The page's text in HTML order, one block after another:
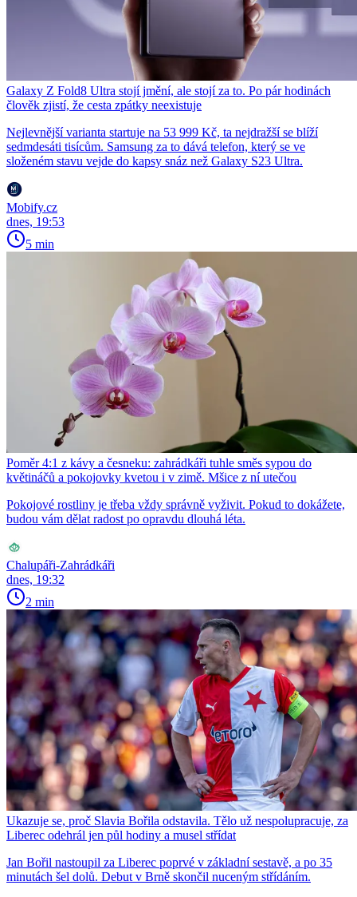
Galaxy Z Fold8 Ultra stojí jmění, ale stojí za to. Po pár hodinách
člověk zjistí, že cesta zpátky neexistuje
Nejlevnější varianta startuje na 53 999 Kč, ta nejdražší se blíží
sedmdesáti tisícům. Samsung za to dává telefon, který se ve
složeném stavu vejde do kapsy snáz než Galaxy S23 Ultra.
Mobify.cz
dnes, 19:53
5 min
Poměr 4:1 z kávy a česneku: zahrádkáři tuhle směs sypou do
květináčů a pokojovky kvetou i v zimě. Mšice z ní utečou
Pokojové rostliny je třeba vždy správně vyživit. Pokud to dokážete,
budou vám dělat radost po opravdu dlouhá léta.
Chalupáři-Zahrádkáři
dnes, 19:32
2 min
Ukazuje se, proč Slavia Bořila odstavila. Tělo už nespolupracuje, za
Liberec odehrál jen půl hodiny a musel střídat
Jan Bořil nastoupil za Liberec poprvé v základní sestavě, a po 35
minutách šel dolů. Debut v Brně skončil nuceným střídáním.